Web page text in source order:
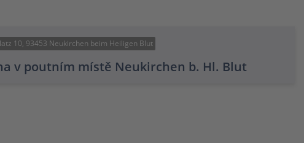
10, 93453 Neukirchen beim Heiligen Blut
v poutním místě Neukirchen b. Hl. Blut